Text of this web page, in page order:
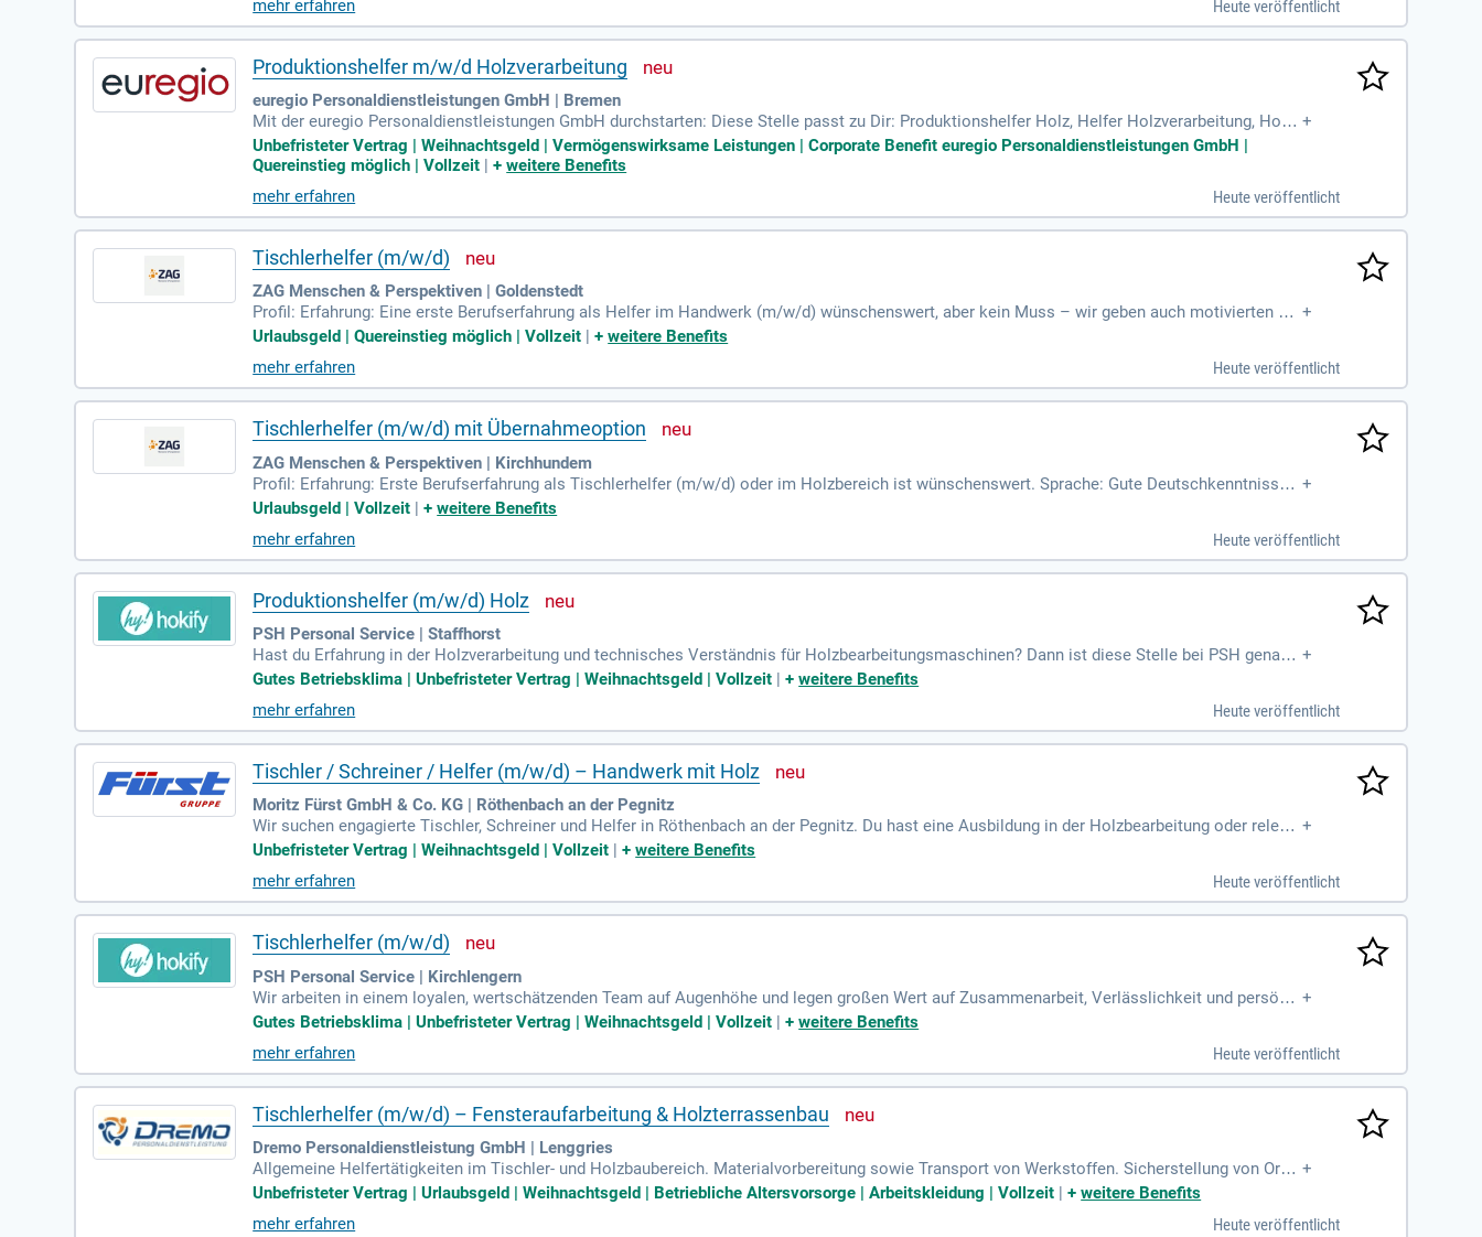
mehr erfahren
Heute veröffentlicht
Produktionshelfer m/w/d Holzverarbeitung
euregio Personaldienstleistungen GmbH | Bremen
Mit der euregio Personaldienstleistungen GmbH durchstarten: Diese Stelle passt zu Dir: Produktionshelfer Holz, Helfer Holzverarbeitung, Holz
helfer, Produktionsmitarbeiter Holz, Mitarbeiter Holzproduktion, Maschinenbediener Holz, Fertigungshelfer, Montagehelfer
+
Unbefristeter Vertrag | Weihnachtsgeld | Vermögenswirksame Leistungen | Corporate Benefit euregio Personaldienstleistungen GmbH |
Quereinstieg möglich | Vollzeit |+weitere Benefits
mehr erfahren
Heute veröffentlicht
Tischlerhelfer (m/w/d)
ZAG Menschen & Perspektiven | Goldenstedt
Profil: Erfahrung: Eine erste Berufserfahrung als Helfer im Handwerk (m/w/d) wünschenswert, aber kein Muss – wir geben auch motivierten Qu
ereinsteigern (m/w/d) gerne eine Chance!
+
Urlaubsgeld | Quereinstieg möglich | Vollzeit |+weitere Benefits
mehr erfahren
Heute veröffentlicht
Tischlerhelfer (m/w/d) mit Übernahmeoption
ZAG Menschen & Perspektiven | Kirchhundem
Profil: Erfahrung: Erste Berufserfahrung als Tischlerhelfer (m/w/d) oder im Holzbereich ist wünschenswert. Sprache: Gute Deutschkenntnisse f
ür die Abstimmung auf der Baustelle. Soft Skills: Eigenverantwortung, Flexibilität und Fleiß.
+
Urlaubsgeld | Vollzeit |+weitere Benefits
mehr erfahren
Heute veröffentlicht
Produktionshelfer (m/w/d) Holz
PSH Personal Service | Staffhorst
Hast du Erfahrung in der Holzverarbeitung und technisches Verständnis für Holzbearbeitungsmaschinen? Dann ist diese Stelle bei PSH genau
das Richtige für dich! Deine Hauptaufgaben umfassen das Bearbeiten von Holzbalken durch Sägen, Hobeln und Fräsen sowie die Qualitätskont
rolle. Du arbeitest unbefristet ohne Probezeit in einem dynamischen Team und kümmerst dich um die Einrichtung sowie Bedienung von Maschi
nen. Körperliche Belastbarkeit und das Lesen technischer Zeichnungen sind wichtig für deinen Erfolg. Nutze die Chance auf eine langfristige Ka
rriere im Produktionsumfeld!
+
Gutes Betriebsklima | Unbefristeter Vertrag | Weihnachtsgeld | Vollzeit |+weitere Benefits
mehr erfahren
Heute veröffentlicht
Tischler / Schreiner / Helfer (m/w/d) – Handwerk mit Holz
Moritz Fürst GmbH & Co. KG | Röthenbach an der Pegnitz
Wir suchen engagierte Tischler, Schreiner und Helfer in Röthenbach an der Pegnitz. Du hast eine Ausbildung in der Holzbearbeitung oder releva
nte Erfahrung? Wir bieten eine unbefristete Anstellung mit einem Stundenlohn zwischen 17,87 € und 20,53 €, abhängig von deiner Berufserfahru
wie gute Deutschkenntnisse sind erforderlich. Profitiere von Urlaubs- und Weihnachtsgeld sowie einer vielversprechenden beruflichen Perspekt
ive mit der Möglichkeit zur Übernahme.
+
Unbefristeter Vertrag | Weihnachtsgeld | Vollzeit |+weitere Benefits
mehr erfahren
Heute veröffentlicht
Tischlerhelfer (m/w/d)
PSH Personal Service | Kirchlengern
Wir arbeiten in einem loyalen, wertschätzenden Team auf Augenhöhe und legen großen Wert auf Zusammenarbeit, Verlässlichkeit und persönli
che Betreuung.
+
Gutes Betriebsklima | Unbefristeter Vertrag | Weihnachtsgeld | Vollzeit |+weitere Benefits
mehr erfahren
Heute veröffentlicht
Tischlerhelfer (m/w/d) – Fensteraufarbeitung & Holzterrassenbau
Dremo Personaldienstleistung GmbH | Lenggries
Allgemeine Helfertätigkeiten im Tischler- und Holzbaubereich. Materialvorbereitung sowie Transport von Werkstoffen. Sicherstellung von Ordn
ung und Sauberkeit im Arbeitsbereich.
+
Unbefristeter Vertrag | Urlaubsgeld | Weihnachtsgeld | Betriebliche Altersvorsorge | Arbeitskleidung | Vollzeit |+weitere Benefits
mehr erfahren
Heute veröffentlicht